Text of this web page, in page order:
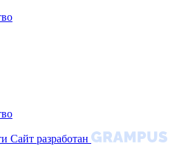
Сайт разработан